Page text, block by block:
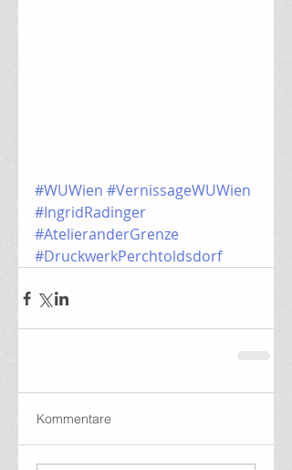
#WUWien #VernissageWUWien
#IngridRadinger
#AtelieranderGrenze
#DruckwerkPerchtoldsdorf
Kommentare